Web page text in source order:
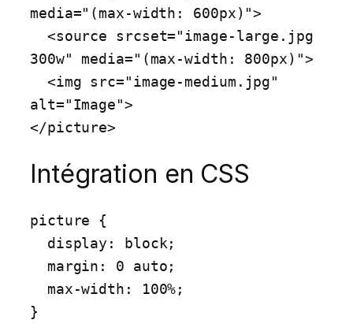
media="(max-width: 600px)">
300w" media="(max-width: 800px)">
alt="Image">
</picture>
Intégration en CSS
picture {
}